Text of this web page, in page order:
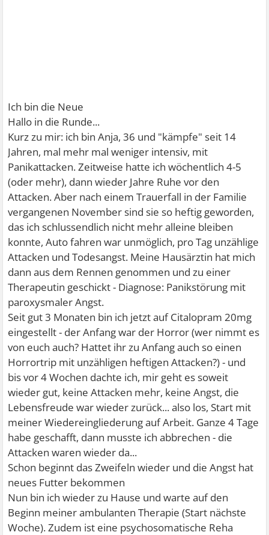
Ich bin die Neue
Hallo in die Runde...
Kurz zu mir: ich bin Anja, 36 und "kämpfe" seit 14
Jahren, mal mehr mal weniger intensiv, mit
Panikattacken. Zeitweise hatte ich wöchentlich 4-5
(oder mehr), dann wieder Jahre Ruhe vor den
Attacken. Aber nach einem Trauerfall in der Familie
vergangenen November sind sie so heftig geworden,
das ich schlussendlich nicht mehr alleine bleiben
konnte, Auto fahren war unmöglich, pro Tag unzählige
Attacken und Todesangst. Meine Hausärztin hat mich
dann aus dem Rennen genommen und zu einer
Therapeutin geschickt - Diagnose: Panikstörung mit
paroxysmaler Angst.
Seit gut 3 Monaten bin ich jetzt auf Citalopram 20mg
eingestellt - der Anfang war der Horror (wer nimmt es
von euch auch? Hattet ihr zu Anfang auch so einen
Horrortrip mit unzähligen heftigen Attacken?) - und
bis vor 4 Wochen dachte ich, mir geht es soweit
wieder gut, keine Attacken mehr, keine Angst, die
Lebensfreude war wieder zurück... also los, Start mit
meiner Wiedereingliederung auf Arbeit. Ganze 4 Tage
habe geschafft, dann musste ich abbrechen - die
Attacken waren wieder da...
Schon beginnt das Zweifeln wieder und die Angst hat
neues Futter bekommen
Nun bin ich wieder zu Hause und warte auf den
Beginn meiner ambulanten Therapie (Start nächste
Woche). Zudem ist eine psychosomatische Reha